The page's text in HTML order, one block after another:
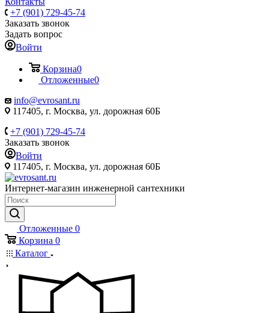
+7 (901) 729-45-74
Заказать звонок
Задать вопрос
Войти
Корзина0
Отложенные0
info@evrosant.ru
117405, г. Москва, ул. дорожная 60Б
+7 (901) 729-45-74
Заказать звонок
Войти
117405, г. Москва, ул. дорожная 60Б
Интернет-магазин инженерной сантехники
Отложенные 0
Корзина 0
Каталог